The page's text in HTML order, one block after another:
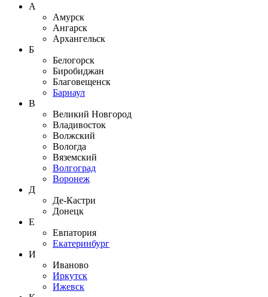
А
Амурск
Ангарск
Архангельск
Б
Белогорск
Биробиджан
Благовещенск
Барнаул
В
Великий Новгород
Владивосток
Волжский
Вологда
Вяземский
Волгоград
Воронеж
Д
Де-Кастри
Донецк
Е
Евпатория
Екатеринбург
И
Иваново
Иркутск
Ижевск